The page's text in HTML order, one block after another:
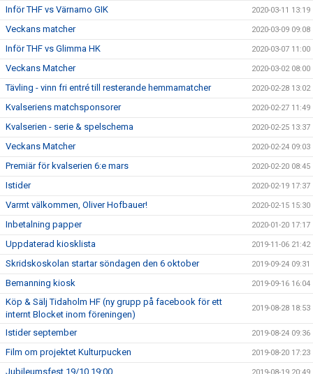
Inför THF vs Värnamo GIK 2020-03-11 13:19
Veckans matcher 2020-03-09 09:08
Inför THF vs Glimma HK 2020-03-07 11:00
Veckans Matcher 2020-03-02 08:00
Tävling - vinn fri entré till resterande hemmamatcher 2020-02-28 13:02
Kvalseriens matchsponsorer 2020-02-27 11:49
Kvalserien - serie & spelschema 2020-02-25 13:37
Veckans Matcher 2020-02-24 09:03
Premiär för kvalserien 6:e mars 2020-02-20 08:45
Istider 2020-02-19 17:37
Varmt välkommen, Oliver Hofbauer! 2020-02-15 15:30
Inbetalning papper 2020-01-20 17:17
Uppdaterad kiosklista 2019-11-06 21:42
Skridskoskolan startar söndagen den 6 oktober 2019-09-24 09:31
Bemanning kiosk 2019-09-16 16:04
Köp & Sälj Tidaholm HF (ny grupp på facebook för ett
internt Blocket inom föreningen)
2019-08-28 18:53
Istider september 2019-08-24 09:36
Film om projektet Kulturpucken 2019-08-20 17:23
Jubileumsfest 19/10 19:00